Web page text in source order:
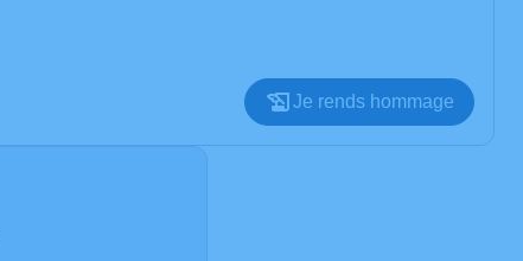
Je rends hommage